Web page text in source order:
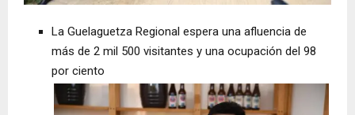
La Guelaguetza Regional espera una afluencia de
más de 2 mil 500 visitantes y una ocupación del 98
por ciento